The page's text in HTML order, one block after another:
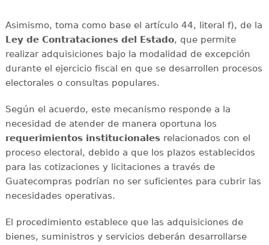
Asimismo, toma como base el artículo 44, literal f), de la
Ley de Contrataciones del Estado, que permite
realizar adquisiciones bajo la modalidad de excepción
durante el ejercicio fiscal en que se desarrollen procesos
electorales o consultas populares.
Según el acuerdo, este mecanismo responde a la
necesidad de atender de manera oportuna los
requerimientos institucionalesrelacionados con el
proceso electoral, debido a que los plazos establecidos
para las cotizaciones y licitaciones a través de
Guatecompras podrían no ser suficientes para cubrir las
necesidades operativas.
El procedimiento establece que las adquisiciones de
bienes, suministros y servicios deberán desarrollarse